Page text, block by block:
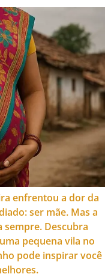
enfrentou a dor da
ser mãe. Mas a
Descubra
pequena vila no
pode inspirar você